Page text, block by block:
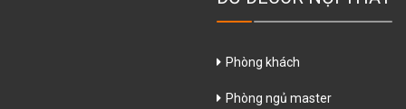
Phòng khách
Phòng ngủ master